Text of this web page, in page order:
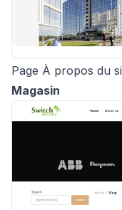
Page À propos du
Magasin